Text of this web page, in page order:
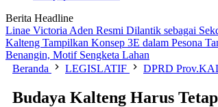
Berita Headline
Linae Victoria Aden Resmi Dilantik sebagai
Kalteng Tampilkan Konsep 3E dalam Pesona
Benangin, Motif Sengketa Lahan
Beranda
LEGISLATIF DPRD
​Budaya Kalteng Harus